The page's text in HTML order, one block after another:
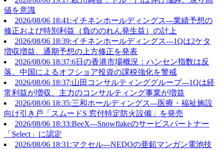
値を意識
2026/08/06 18:41:イチネンホールディングス---業績予想の
修正および特別利益（負ののれん発生益）の計上
2026/08/06 18:39:イチネンホールディングス---1Qは2ケタ
増収増益、通期予想の上方修正を発表
2026/08/06 18:37:6日の香港市場概況：ハンセン指数は反
落、中国によるオフショア投資の課税強化を警戒
2026/08/06 18:37:山田コンサルティンググループ---1Qは経
常利益が増収、主力のコンサルティング事業が増益
2026/08/06 18:35:三和ホールディングス---医療・福祉施設
向け引き戸「スムードS 窓付特定防火設備」を発売
2026/08/06 18:33:BeeX---Snowflakeのサービスパートナー
「Select」に認定
2026/08/06 18:31:マクセル---NEDOの亜鉛マンガン電池技